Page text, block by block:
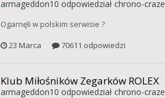
armageddon10 odpowiedział chrono-craze
Ogarnęli w polskim serwisie ?
23 Marca
70611 odpowiedzi
Klub Miłośników Zegarków ROLEX
armageddon10 odpowiedział chrono-craze